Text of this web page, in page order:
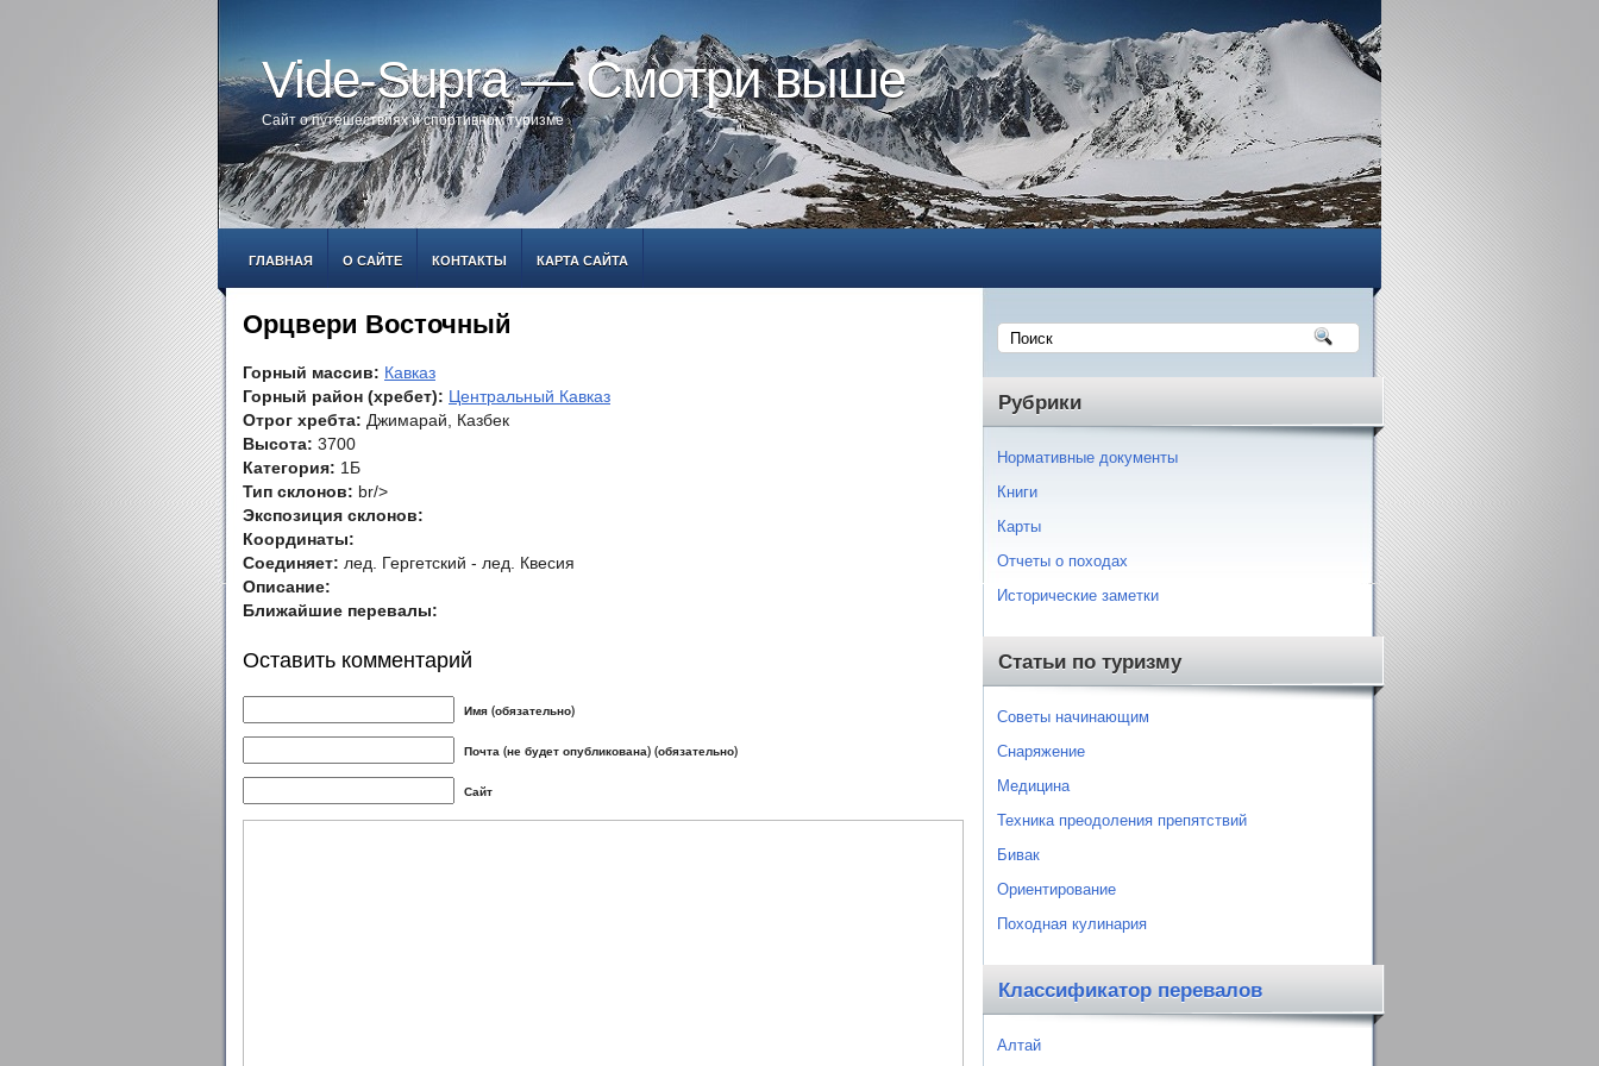
Vide-Supra — Смотри выше
Сайт о путешествиях и спортивном туризме
ГЛАВНАЯ О САЙТЕ КОНТАКТЫ КАРТА САЙТА
Орцвери Восточный
Горный массив: Кавказ
Горный район (хребет): Центральный Кавказ
Отрог хребта: Джимарай, Казбек
Высота: 3700
Категория: 1Б
Тип склонов: br/>
Экспозиция склонов:
Координаты:
Соединяет: лед. Гергетский - лед. Квесия
Описание:
Ближайшие перевалы:
Оставить комментарий
Имя (обязательно)
Почта (не будет опубликована) (обязательно)
Сайт
Рубрики
Нормативные документы
Книги
Карты
Отчеты о походах
Исторические заметки
Статьи по туризму
Советы начинающим
Снаряжение
Медицина
Техника преодоления препятствий
Бивак
Ориентирование
Походная кулинария
Классификатор перевалов
Алтай